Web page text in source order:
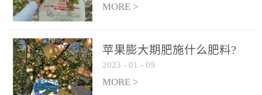
一起使用，果实转色均
匀，口感好，糖度提高，
预防枝叶早衰。5、叶面喷
施︰浓度800-1500倍（1-
6kg/公顷，间隔10-14天一
次，喷1-3次。
施︰浓度800-1500倍（1-
MORE >
苹果膨大期肥施什么肥料?
2023 - 01 - 09
MORE >